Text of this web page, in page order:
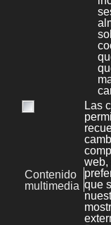
Aplicaciones y
Desarrollo web
Wordpress 9
Joomla 16
Prestashop 1